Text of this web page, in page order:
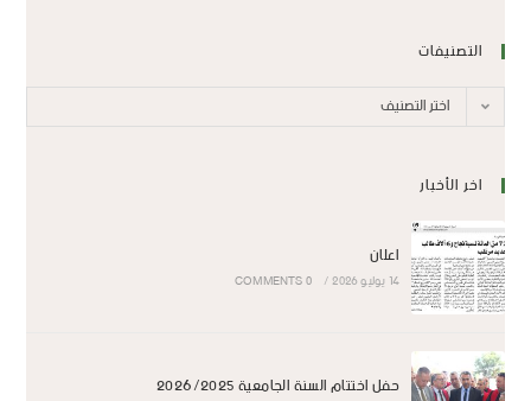
التصنيفات
اختر التصنيف
اخر الأخبار
اعلان
14 يوليو 2026 /
0 COMMENTS
حفل اختتام السنة الجامعية 2026/2025